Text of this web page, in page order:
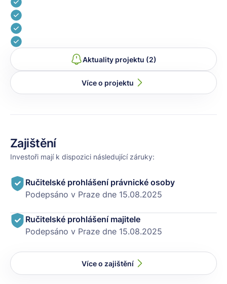
Aktuality projektu (2)
Více o projektu
Zajištění
Investoři mají k dispozici následující záruky:
Ručitelské prohlášení právnické osoby
Podepsáno v Praze dne 15.08.2025
Ručitelské prohlášení majitele
Podepsáno v Praze dne 15.08.2025
Více o zajištění